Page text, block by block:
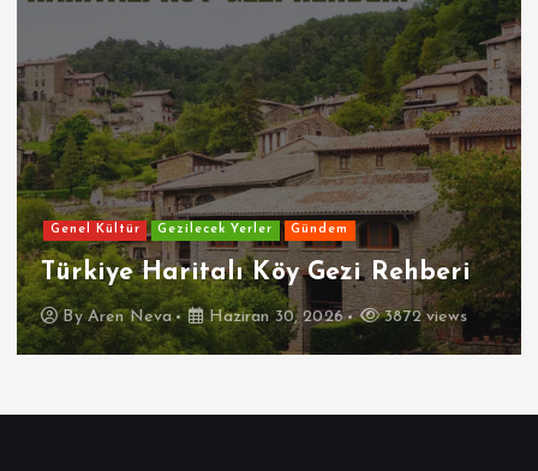
Genel Kültür Gezilecek Yerler Gündem
Türkiye Haritalı Köy Gezi Rehberi
ByAren Neva Haziran 30, 2026 3872 views